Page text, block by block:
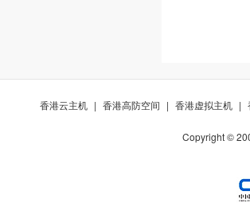
香港云主机 | 香港高防空间 | 香港虚拟主机 |
Copyright ©